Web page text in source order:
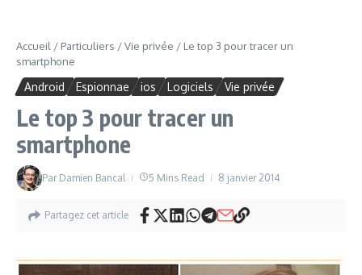
Accueil / Particuliers /Vie privée / Le top 3 pour tracer un
smartphone
Android Espionnae ios Logiciels Vie privée
Le top 3 pour tracer un
smartphone
Par Damien Bancal 5 Mins Read 8 janvier 2014
Partagez cet article